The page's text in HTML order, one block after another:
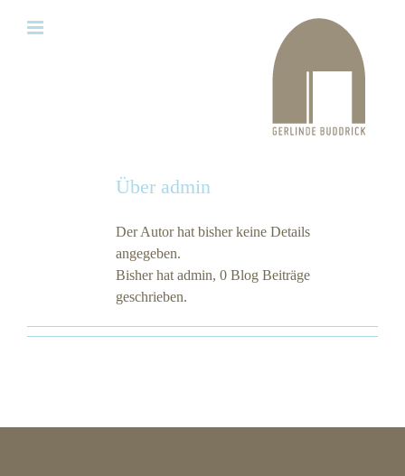
Inhalt
Über admin
Der Autor hat bisher keine Details
angegeben.
Bisher hat admin, 0 Blog Beiträge
geschrieben.